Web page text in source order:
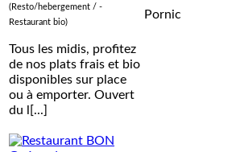
(Resto/hebergement / -
Restaurant bio)
Tous les midis, profitez
de nos plats frais et bio
disponibles sur place
ou à emporter. Ouvert
du l[...]
Pornic